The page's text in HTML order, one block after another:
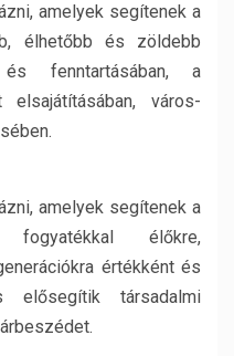
amelyek segítenek a
élhetőbb és zöldebb
és fenntartásában, a
elsajátításában, város-
amelyek segítenek a
fogyatékkal élőkre,
értékként és
elősegítik társadalmi